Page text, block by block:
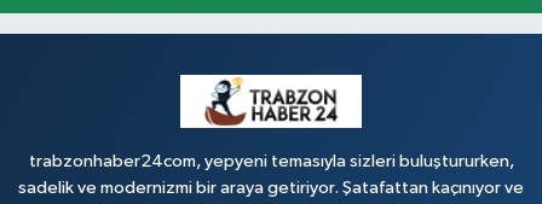
trabzonhaber24com, yepyeni temasıyla sizleri buluştururken,
sadelik ve modernizmi bir araya getiriyor. Şatafattan kaçınıyor ve